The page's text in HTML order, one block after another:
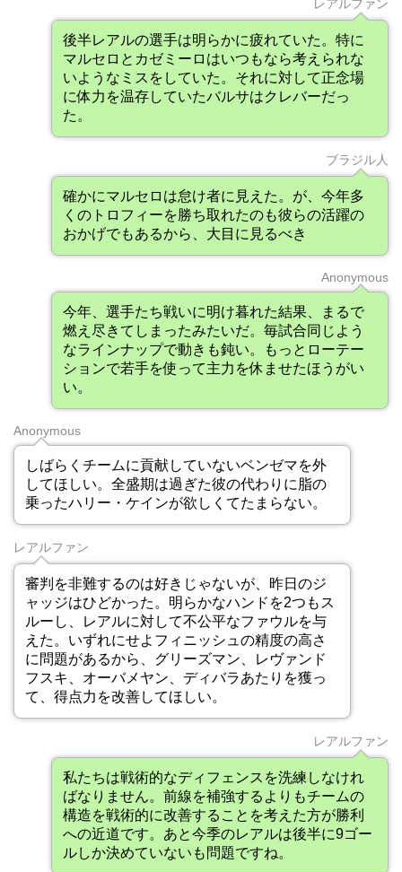
レアルファン
後半レアルの選手は明らかに疲れていた。特に
マルセロとカゼミーロはいつもなら考えられな
いようなミスをしていた。それに対して正念場
に体力を温存していたバルサはクレバーだっ
た。
ブラジル人
確かにマルセロは怠け者に見えた。が、今年多
くのトロフィーを勝ち取れたのも彼らの活躍の
おかげでもあるから、大目に見るべき
Anonymous
今年、選手たち戦いに明け暮れた結果、まるで
燃え尽きてしまったみたいだ。毎試合同じよう
なラインナップで動きも鈍い。もっとローテー
ションで若手を使って主力を休ませたほうがい
い。
Anonymous
しばらくチームに貢献していないベンゼマを外
してほしい。全盛期は過ぎた彼の代わりに脂の
乗ったハリー・ケインが欲しくてたまらない。
レアルファン
審判を非難するのは好きじゃないが、昨日のジ
ャッジはひどかった。明らかなハンドを2つもス
ルーし、レアルに対して不公平なファウルを与
えた。いずれにせよフィニッシュの精度の高さ
に問題があるから、グリーズマン、レヴァンド
フスキ、オーバメヤン、ディバラあたりを獲っ
て、得点力を改善してほしい。
レアルファン
私たちは戦術的なディフェンスを洗練しなけれ
ばなりません。前線を補強するよりもチームの
構造を戦術的に改善することを考えた方が勝利
への近道です。あと今季のレアルは後半に9ゴー
ルしか決めていないも問題ですね。